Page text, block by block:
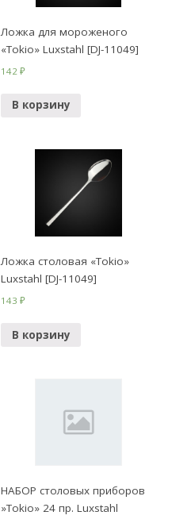
Ложка для мороженого
«Tokio» Luxstahl [DJ-11049]
142₽
В корзину
Ложка столовая «Tokio»
Luxstahl [DJ-11049]
143₽
В корзину
НАБОР столовых приборов
»Tokio» 24 пр. Luxstahl